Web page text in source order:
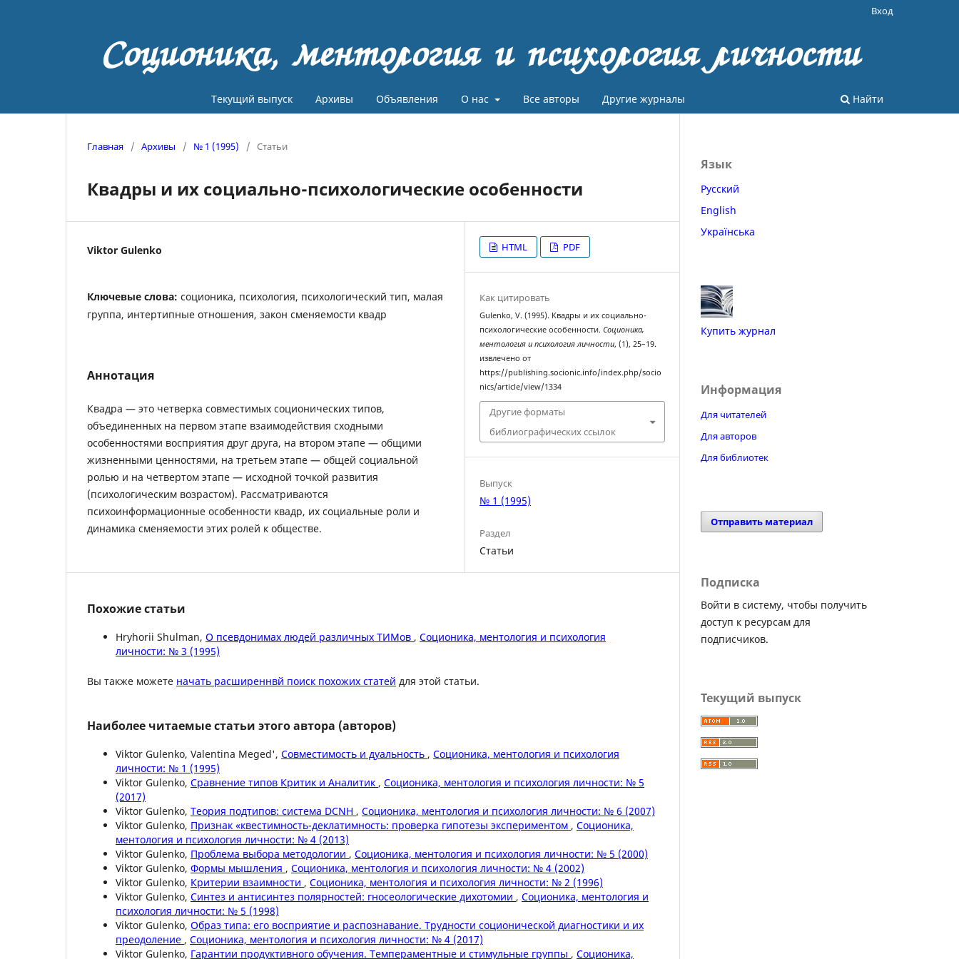
Соционика, ментология и психология личности
Текущий выпуск Архивы Объявления О нас Все авторы Другие журналы Найти
Вход
Главная / Архивы / № 1 (1995) / Статьи
Квадры и их социально-психологические особенности
Viktor Gulenko
Ключевые слова: соционика, психология, психологический тип, малая
группа, интертипные отношения, закон сменяемости квадр
Аннотация
Квадра — это четверка совместимых соционических типов,
объединенных на первом этапе взаимодействия сходными
особенностями восприятия друг друга, на втором этапе — общими
жизненными ценностями, на третьем этапе — общей социальной
ролью и на четвертом этапе — исходной точкой развития
(психологическим возрастом). Рассматриваются
психоинформационные особенности квадр, их социальные роли и
динамика сменяемости этих ролей к обществе.
HTML PDF
Как цитировать
Gulenko, V. (1995). Квадры и их социально-
психологические особенности.Соционика,
ментология и психология личности, (1), 25–19.
извлечено от
https://publishing.socionic.info/index.php/socio
nics/article/view/1334
Другие форматы
библиографических ссылок
Выпуск
№ 1 (1995)
Раздел
Статьи
Похожие статьи
Hryhorii Shulman, О псевдонимах людей различных ТИМов , Соционика, ментология и психология
личности: № 3 (1995)
Вы также можете начать расширеннвй поиск похожих статей для этой статьи.
Наиболее читаемые статьи этого автора (авторов)
Viktor Gulenko, Valentina Meged', Совместимость и дуальность , Соционика, ментология и психология
личности: № 1 (1995)
Viktor Gulenko, Сравнение типов Критик и Аналитик , Соционика, ментология и психология личности: № 5
(2017)
Viktor Gulenko, Теория подтипов: система DCNH , Соционика, ментология и психология личности: № 6 (2007)
Viktor Gulenko, Признак «квестимность-деклатимность: проверка гипотезы экспериментом , Соционика,
ментология и психология личности: № 4 (2013)
Viktor Gulenko, Проблема выбора методологии , Соционика, ментология и психология личности: № 5 (2000)
Viktor Gulenko, Формы мышления , Соционика, ментология и психология личности: № 4 (2002)
Viktor Gulenko, Критерии взаимности , Соционика, ментология и психология личности: № 2 (1996)
Viktor Gulenko, Синтез и антисинтез полярностей: гносеологические дихотомии , Соционика, ментология и
психология личности: № 5 (1998)
Viktor Gulenko, Образ типа: его восприятие и распознавание. Трудности соционической диагностики и их
преодоление , Соционика, ментология и психология личности: № 4 (2017)
Viktor Gulenko, Гарантии продуктивного обучения. Темпераментные и стимульные группы , Соционика,
Язык
Русский
English
Українська
Купить журнал
Информация
Для читателей
Для авторов
Для библиотек
Отправить материал
Подписка
Войти в систему, чтобы получить
доступ к ресурсам для
подписчиков.
Текущий выпуск